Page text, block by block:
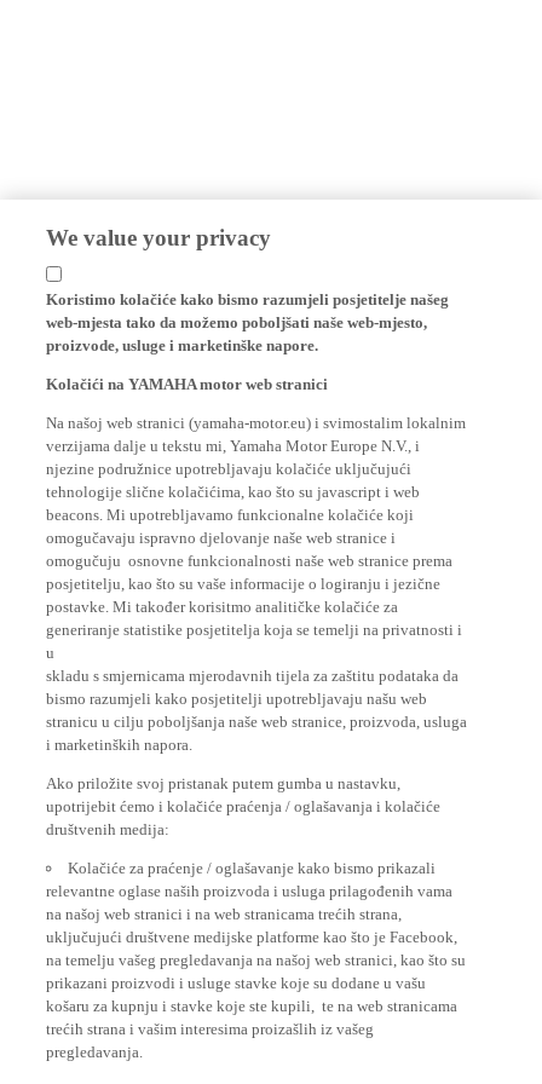
We value your privacy
Koristimo kolačiće kako bismo razumjeli posjetitelje našeg
web-mjesta tako da možemo poboljšati naše web-mjesto,
proizvode, usluge i marketinške napore.
verzijama dalje u tekstu mi, Yamaha Motor Europe N.V., i
njezine podružnice upotrebljavaju kolačiće uključujući
tehnologije slične kolačićima, kao što su javascript i web
beacons. Mi upotrebljavamo funkcionalne kolačiće koji
omogučavaju ispravno djelovanje naše web stranice i
omogučuju osnovne funkcionalnosti naše web stranice prema
posjetitelju, kao što su vaše informacije o logiranju i jezične
postavke. Mi također korisitmo analitičke kolačiće za
generiranje statistike posjetitelja koja se temelji na privatnosti i
u
skladu s smjernicama mjerodavnih tijela za zaštitu podataka da
bismo razumjeli kako posjetitelji upotrebljavaju našu web
stranicu u cilju poboljšanja naše web stranice, proizvoda, usluga
i marketinških napora.
upotrijebit ćemo i kolačiće praćenja / oglašavanja i kolačiće
društvenih medija:
relevantne oglase naših proizvoda i usluga prilagođenih vama
na našoj web stranici i na web stranicama trećih strana,
uključujući društvene medijske platforme kao što je Facebook,
na temelju vašeg pregledavanja na našoj web stranici, kao što su
prikazani proizvodi i usluge stavke koje su dodane u vašu
košaru za kupnju i stavke koje ste kupili, te na web stranicama
trećih strana i vašim interesima proizašlih iz vašeg
pregledavanja.